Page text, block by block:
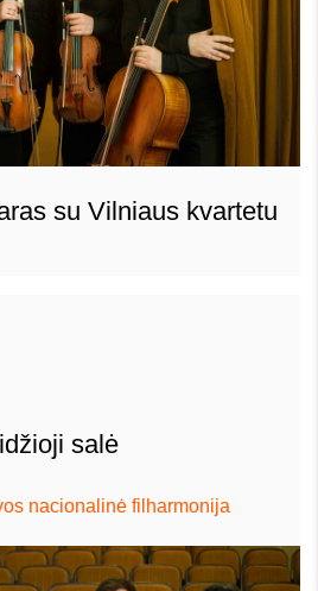
su Vilniaus kvartetu
salė
nacionalinė filharmonija